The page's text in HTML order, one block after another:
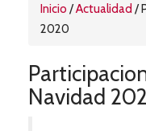
Inicio /Actualidad /
2020
Navidad